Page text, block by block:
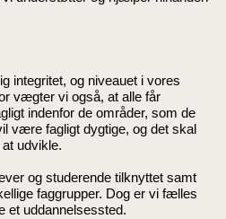
integritet, og niveauet i vores
vægter vi også, at alle får
indenfor de områder, som de
være fagligt dygtige, og det skal
udvikle.
og studerende tilknyttet samt
faggrupper. Dog er vi fælles
et uddannelsessted.